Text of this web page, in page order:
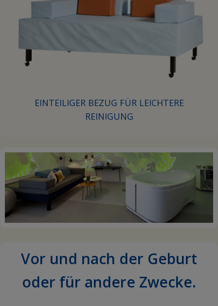
EINTEILIGER BEZUG FÜR LEICHTERE
REINIGUNG
Vor und nach der Geburt
oder für andere Zwecke.